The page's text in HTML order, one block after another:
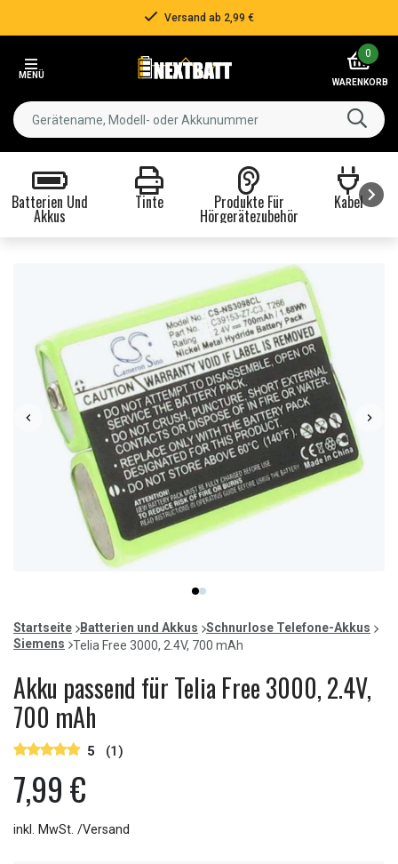
Versand ab 2,99 €
MENÜ
0
WARENKORB
Batterien Und
Akkus
Tinte Produkte Für
Hörgerätezubehör
Kabel
item
0
item
1
of
2
Startseite Batterien und Akkus
Schnurlose Telefone-Akkus
Siemens
Telia Free 3000, 2.4V, 700 mAh
Akku passend für Telia Free 3000, 2.4V,
700 mAh
5 (1)
7,99 €
inkl. MwSt. /Versand